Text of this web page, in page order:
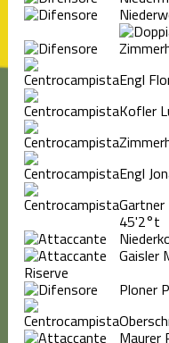
Engl
Kofler
Engl
Gartner
45'2°t
Gaisler
Riserve
Ploner
Maurer